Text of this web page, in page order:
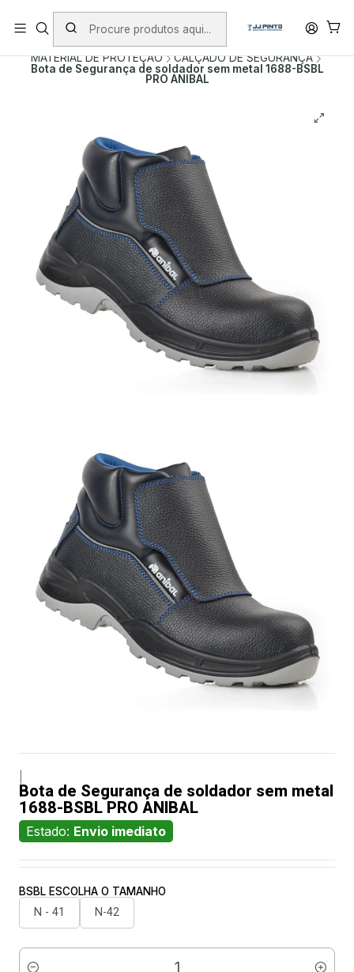
PORTES INCLUÍDOS EM ENCOMENDAS +75€ (excepto ilhas)
Início PRODUTOS
ACESSÓRIOS
MATERIAL DE PROTEÇÃO
CALÇADO DE SEGURANÇA
Bota de Segurança de soldador sem metal 1688-BSBL
PRO ANIBAL
Bota de Segurança de soldador sem metal
1688-BSBL PRO ANIBAL
Estado: Envio imediato
BSBL ESCOLHA O TAMANHO
N - 41 N-42